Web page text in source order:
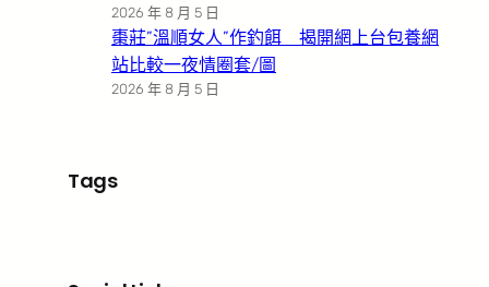
2026 年 8 月 5 日
棗莊”溫順女人”作釣餌 揭開網上台包養網
站比較一夜情圈套/圖
2026 年 8 月 5 日
Tags